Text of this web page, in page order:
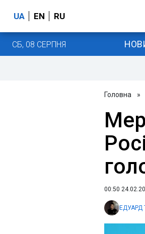
UA EN RU
СБ, 08 СЕРПНЯ
Головна »
00:50
ЕДУАРД